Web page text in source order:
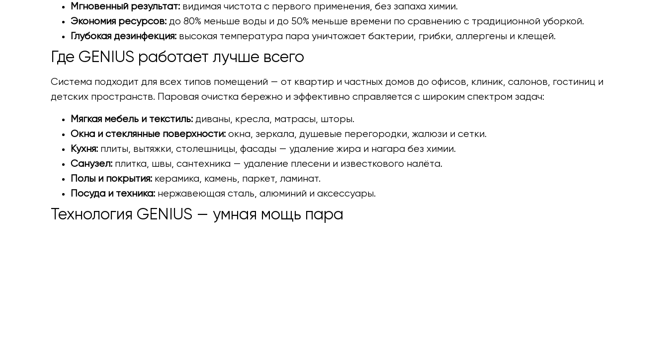
Мгновенный результат: видимая чистота с первого применения, без запаха химии.
Экономия ресурсов: до 80% меньше воды и до 50% меньше времени по сравнению с традиционной уборкой.
Глубокая дезинфекция: высокая температура пара уничтожает бактерии, грибки, аллергены и клещей.
Где GENIUS работает лучше всего
Система подходит для всех типов помещений — от квартир и частных домов до офисов, клиник, салонов, гостиниц и
детских пространств. Паровая очистка бережно и эффективно справляется с широким спектром задач:
Мягкая мебель и текстиль: диваны, кресла, матрасы, шторы.
Окна и стеклянные поверхности: окна, зеркала, душевые перегородки, жалюзи и сетки.
Кухня: плиты, вытяжки, столешницы, фасады — удаление жира и нагара без химии.
Санузел: плитка, швы, сантехника — удаление плесени и известкового налёта.
Полы и покрытия: керамика, камень, паркет, ламинат.
Посуда и техника: нержавеющая сталь, алюминий и аксессуары.
Технология GENIUS — умная мощь пара